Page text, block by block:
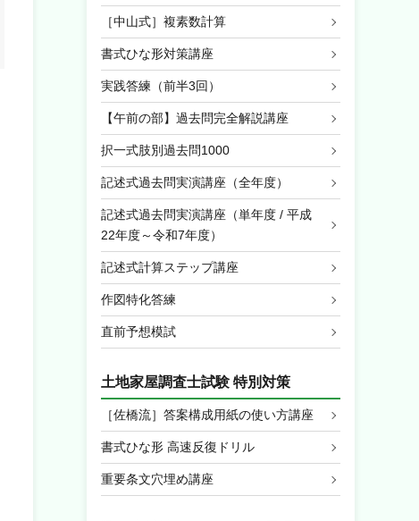
［中山式］複素数計算
書式ひな形対策講座
実践答練（前半3回）
【午前の部】過去問完全解説講座
択一式肢別過去問1000
記述式過去問実演講座（全年度）
記述式過去問実演講座（単年度 / 平成
22年度～令和7年度）
記述式計算ステップ講座
作図特化答練
直前予想模試
土地家屋調査士試験 特別対策
［佐橋流］答案構成用紙の使い方講座
書式ひな形 高速反復ドリル
重要条文穴埋め講座